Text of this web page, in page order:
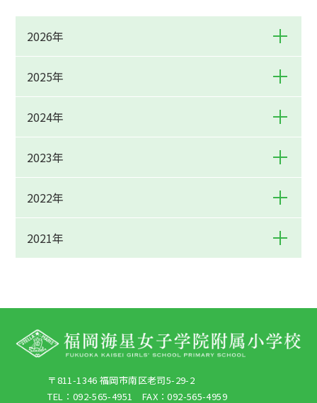
2026年
2025年
2024年
2023年
2022年
2021年
〒811-1346 福岡市南区老司5-29-2
TEL：092-565-4951 FAX：092-565-4959